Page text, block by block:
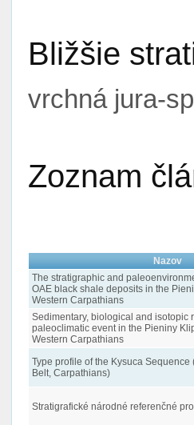
Bližšie
vrchná jura-
Zoznam
Nazov
The stratigraphic and
OAE black shale deposits in the
Western Carpathians
Sedimentary, biological and isotopic
paleoclimatic event in the Pieniny
Western Carpathians
Type profile of the Kysuca
Belt, Carpathians)
Stratigrafické národné referenčné